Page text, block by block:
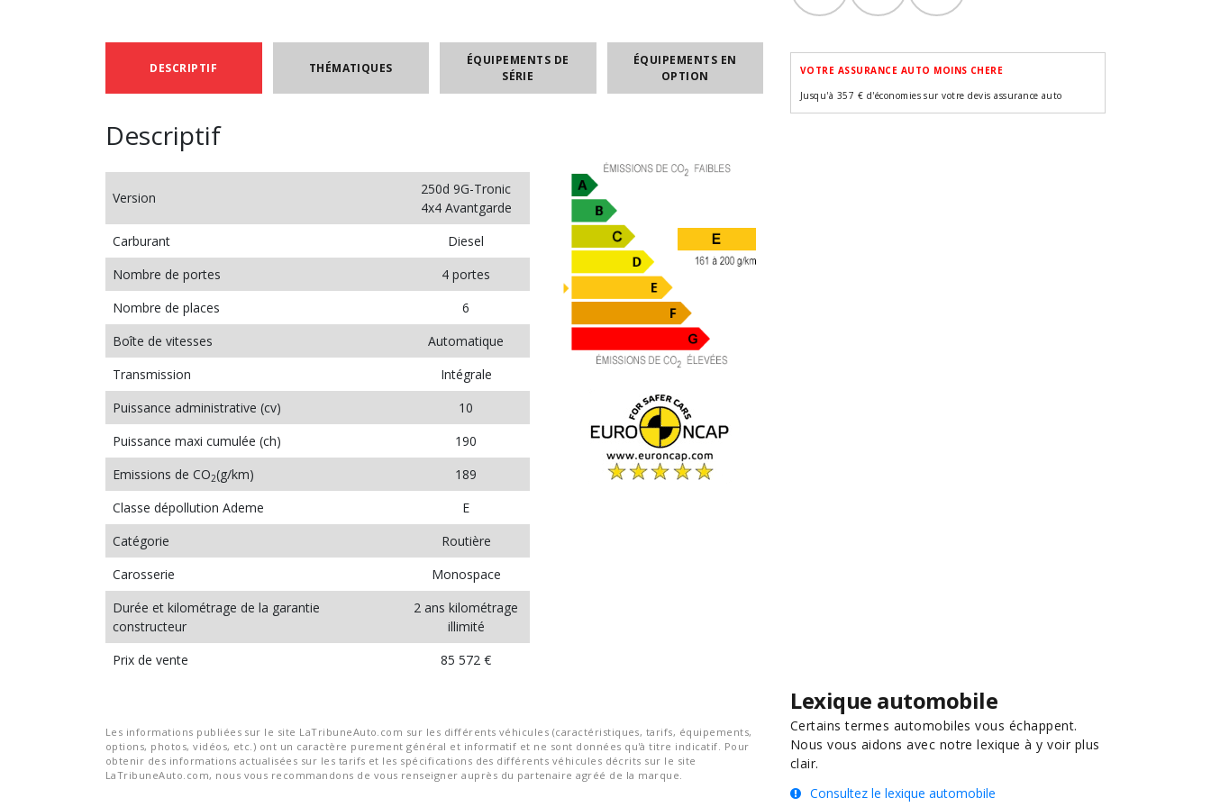
DESCRIPTIF THÉMATIQUES
ÉQUIPEMENTS DE
SÉRIE
ÉQUIPEMENTS EN
OPTION
Descriptif
Version
250d 9G-Tronic
4x4 Avantgarde
Carburant
Diesel
Nombre de portes
4 portes
Nombre de places
6
Boîte de vitesses
Automatique
Transmission
Intégrale
Puissance administrative (cv)
10
Puissance maxi cumulée (ch)
190
Emissions de CO2(g/km)
189
Classe dépollution Ademe
E
Catégorie
Routière
Carosserie
Monospace
Durée et kilométrage de la garantie
constructeur
2 ans kilométrage
illimité
Prix de vente
85 572 €
Les informations publiées sur le site LaTribuneAuto.com sur les différents véhicules (caractéristiques, tarifs, équipements,
options, photos, vidéos, etc.) ont un caractère purement général et informatif et ne sont données qu'à titre indicatif. Pour
obtenir des informations actualisées sur les tarifs et les spécifications des différents véhicules décrits sur le site
LaTribuneAuto.com, nous vous recommandons de vous renseigner auprès du partenaire agréé de la marque.
VOTRE ASSURANCE AUTO MOINS CHERE
Jusqu'à 357 € d'économies sur votre devis assurance auto
Lexique automobile
Certains termes automobiles vous échappent.
Nous vous aidons avec notre lexique à y voir plus
clair.
Consultez le lexique automobile